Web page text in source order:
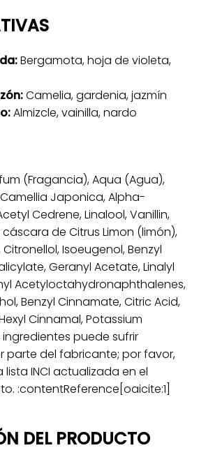
Bergamota, hoja de violeta,
Camelia, gardenia, jazmín
Almizcle, vainilla, nardo
(Fragancia), Aqua (Agua),
Japonica, Alpha-
Cedrene, Linalool, Vanillin,
de Citrus Limon (limón),
Isoeugenol, Benzyl
Geranyl Acetate, Linalyl
Acetyloctahydronaphthalenes,
Benzyl Cinnamate, Citric Acid,
Cinnamal, Potassium
puede sufrir
parte del fabricante; por favor,
INCI actualizada en el
:contentReference[oaicite:1]
DEL PRODUCTO